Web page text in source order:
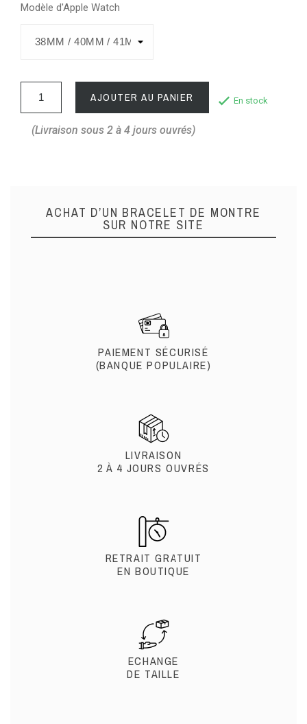
Modèle d'Apple Watch
AJOUTER AU PANIER En stock
(Livraison sous 2 à 4 jours ouvrés)
ACHAT D’UN BRACELET DE MONTRE
SUR NOTRE SITE
PAIEMENT SÉCURISÉ
(BANQUE POPULAIRE)
LIVRAISON
2 À 4 JOURS OUVRÉS
RETRAIT GRATUIT
EN BOUTIQUE
ECHANGE
DE TAILLE